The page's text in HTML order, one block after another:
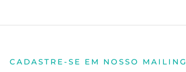
CADASTRE-SE EM NOSSO MAILING